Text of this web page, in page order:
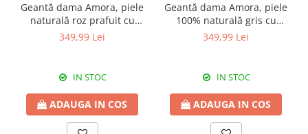
Geantă dama Amora, piele
naturală roz prafuit cu
aspect matlasat, 8228
349,99 Lei
IN STOC
ADAUGA IN COS
Geantă dama Amora, piele
100% naturală gris cu
aspect matlasat, 8228
349,99 Lei
IN STOC
ADAUGA IN COS